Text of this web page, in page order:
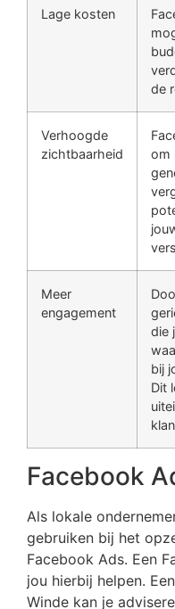
Lage kosten
de
Verhoogde
zichtbaarheid
om
Meer
engagement
die
bij
Dit
Facebook
Als lokale
gebruiken bij het
Facebook Ads. Een
jou hierbij helpen.
Winde kan je